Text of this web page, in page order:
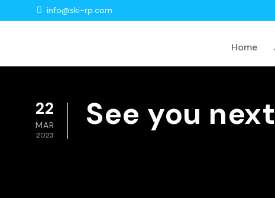
info@ski-rp.com
Home
22
MAR
2023
See you